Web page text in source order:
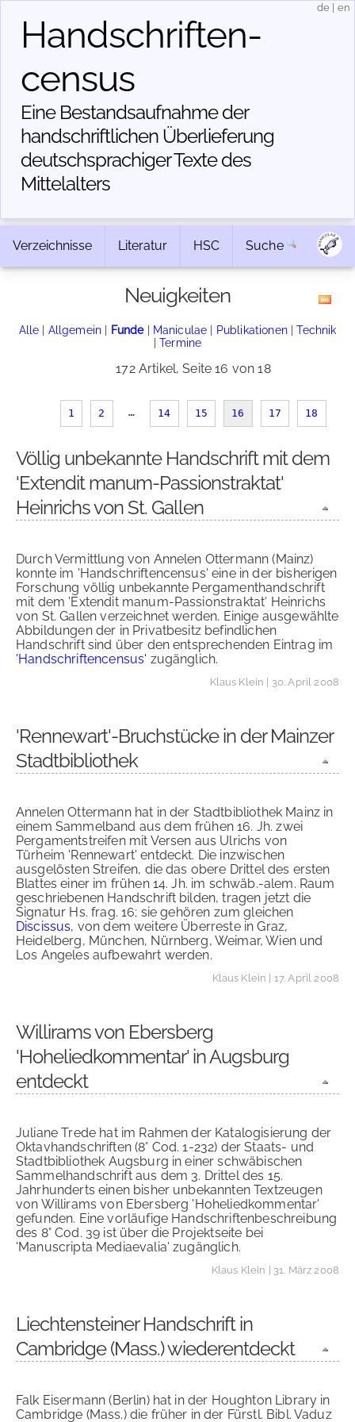
Handschriften­
census
Eine Bestandsaufnahme der
handschriftlichen Über­lieferung
deutschsprachiger Texte des
Mittelalters
de en
Verzeichnisse Literatur HSC Suche
Neuigkeiten
Alle | Allgemein | Funde| Maniculae | Publikationen|Technik
|Termine
172 Artikel, Seite 16 von 18
1 2 … 14 15 16 17 18
Völlig unbekannte Handschrift mit dem
'Extendit manum-Passionstraktat'
Heinrichs von St. Gallen
Durch Vermittlung von Annelen Ottermann (Mainz)
konnte im 'Handschriftencensus' eine in der bisherigen
Forschung völlig unbekannte Pergamenthandschrift
mit dem 'Extendit manum-Passionstraktat' Heinrichs
von St. Gallen verzeichnet werden. Einige ausgewählte
Abbildungen der in Privatbesitz befindlichen
Handschrift sind über den entsprechenden Eintrag im
'Handschriftencensus' zugänglich.
Klaus Klein | 30. April 2008
'Rennewart'-Bruchstücke in der Mainzer
Stadtbibliothek
Annelen Ottermann hat in der Stadtbibliothek Mainz in
einem Sammelband aus dem frühen 16. Jh. zwei
Pergamentstreifen mit Versen aus Ulrichs von
Türheim 'Rennewart' entdeckt. Die inzwischen
ausgelösten Streifen, die das obere Drittel des ersten
Blattes einer im frühen 14. Jh. im schwäb.-alem. Raum
geschriebenen Handschrift bilden, tragen jetzt die
Signatur Hs. frag. 16; sie gehören zum gleichen
Discissus, von dem weitere Überreste in Graz,
Heidelberg, München, Nürnberg, Weimar, Wien und
Los Angeles aufbewahrt werden.
Klaus Klein | 17. April 2008
Willirams von Ebersberg
'Hoheliedkommentar' in Augsburg
entdeckt
Juliane Trede hat im Rahmen der Katalogisierung der
Oktavhandschriften (8° Cod. 1-232) der Staats- und
Stadtbibliothek Augsburg in einer schwäbischen
Sammelhandschrift aus dem 3. Drittel des 15.
Jahrhunderts einen bisher unbekannten Textzeugen
von Willirams von Ebersberg 'Hoheliedkommentar'
gefunden. Eine vorläufige Handschriftenbeschreibung
des 8° Cod. 39 ist über die Projektseite bei
'Manuscripta Mediaevalia' zugänglich.
Klaus Klein | 31. März 2008
Liechtensteiner Handschrift in
Cambridge (Mass.) wiederentdeckt
Falk Eisermann (Berlin) hat in der Houghton Library in
Cambridge (Mass.) die früher in der Fürstl. Bibl. Vaduz